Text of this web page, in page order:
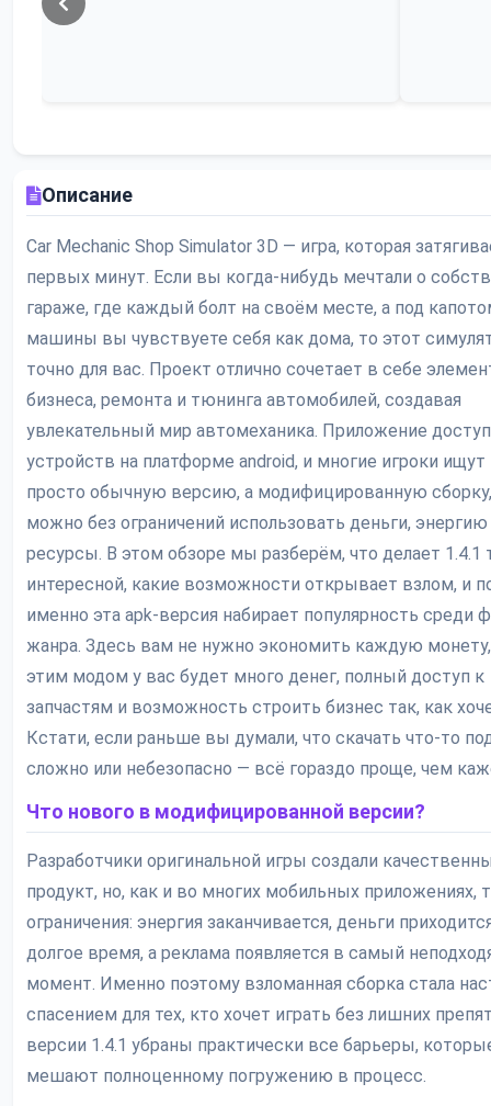
Описание
Car Mechanic Shop Simulator 3D — игра, которая
первых минут. Если вы когда-нибудь мечтали о
гараже, где каждый болт на своём месте, а под
машины вы чувствуете себя как дома, то этот
точно для вас. Проект отлично сочетает в себе
бизнеса, ремонта и тюнинга автомобилей, создавая
увлекательный мир автомеханика. Приложение
устройств на платформе android, и многие игроки ищут
просто обычную версию, а модифицированную
можно без ограничений использовать деньги, энергию
ресурсы. В этом обзоре мы разберём, что делает 1.4.1
интересной, какие возможности открывает взлом, и
именно эта apk-версия набирает популярность среди
жанра. Здесь вам не нужно экономить каждую
этим модом у вас будет много денег, полный доступ к
запчастям и возможность строить бизнес так, как
Кстати, если раньше вы думали, что скачать что-то
сложно или небезопасно — всё гораздо проще, чем
Что нового в модифицированной версии?
Разработчики оригинальной игры создали
продукт, но, как и во многих мобильных приложениях,
ограничения: энергия заканчивается, деньги
долгое время, а реклама появляется в самый
момент. Именно поэтому взломанная сборка стала
спасением для тех, кто хочет играть без лишних
версии 1.4.1 убраны практически все барьеры,
мешают полноценному погружению в процесс.